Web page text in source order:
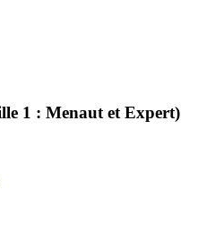
1 : Menaut et Expert)